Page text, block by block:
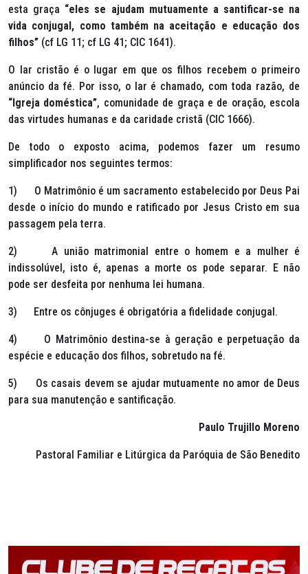
esta graça “eles se ajudam mutuamente a santificar-se na
vida conjugal, como também na aceitação e educação dos
filhos” (cf LG 11; cf LG 41; CIC 1641).
O lar cristão é o lugar em que os filhos recebem o primeiro
anúncio da fé. Por isso, o lar é chamado, com toda razão, de
“Igreja doméstica”, comunidade de graça e de oração, escola
das virtudes humanas e da caridade cristã (CIC 1666).
De todo o exposto acima, podemos fazer um resumo
simplificador nos seguintes termos:
1) O Matrimônio é um sacramento estabelecido por Deus Pai
desde o início do mundo e ratificado por Jesus Cristo em sua
passagem pela terra.
2) A união matrimonial entre o homem e a mulher é
indissolúvel, isto é, apenas a morte os pode separar. E não
pode ser desfeita por nenhuma lei humana.
3) Entre os cônjuges é obrigatória a fidelidade conjugal.
4) O Matrimônio destina-se à geração e perpetuação da
espécie e educação dos filhos, sobretudo na fé.
5) Os casais devem se ajudar mutuamente no amor de Deus
para sua manutenção e santificação.
Paulo Trujillo Moreno
Pastoral Familiar e Litúrgica da Paróquia de São Benedito